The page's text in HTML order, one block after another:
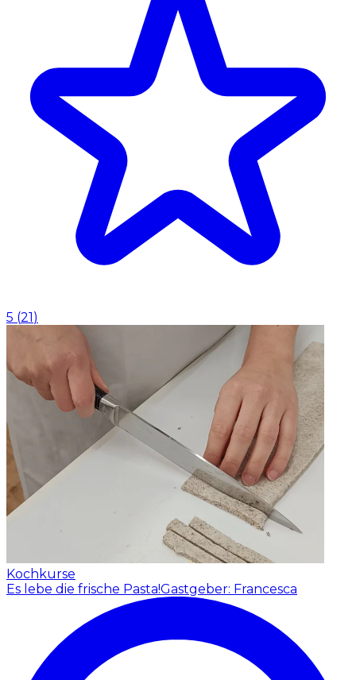
5 (21)
Kochkurse
Es lebe die frische Pasta!Gastgeber: Francesca